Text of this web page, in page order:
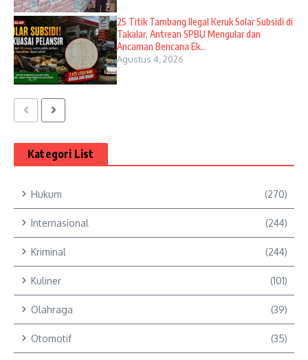
25 Titik Tambang Ilegal Keruk Solar Subsidi di
Takalar, Antrean SPBU Mengular dan
Ancaman Bencana Ek...
Agustus 4, 2026
Kategori List
Hukum (270)
Internasional (244)
Kriminal (244)
Kuliner (101)
Olahraga (39)
Otomotif (35)